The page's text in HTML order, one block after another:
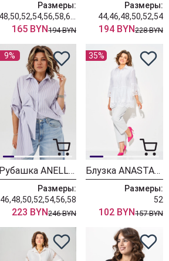
Размеры:
165 BYN194 BYN
Размеры:
44,46,48,50,52,54
194 BYN228 BYN
9%
Рубашка ANELLI LAUREL 1862 лаванда бант
Размеры:
46,48,50,52,54,56,58
223 BYN246 BYN
35%
Блузка ANASTASIA MAK 1325 белый
Размеры:
52
102 BYN157 BYN